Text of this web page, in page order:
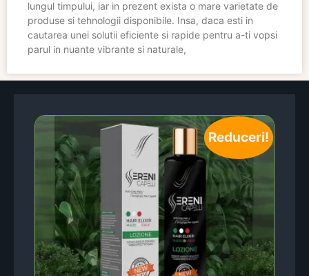
lungul timpului, iar in prezent exista o mare varietate de
produse si tehnologii disponibile. Insa, daca esti in
cautarea unei solutii eficiente si rapide pentru a-ti vopsi
parul in nuante vibrante si naturale,
Reduceri!